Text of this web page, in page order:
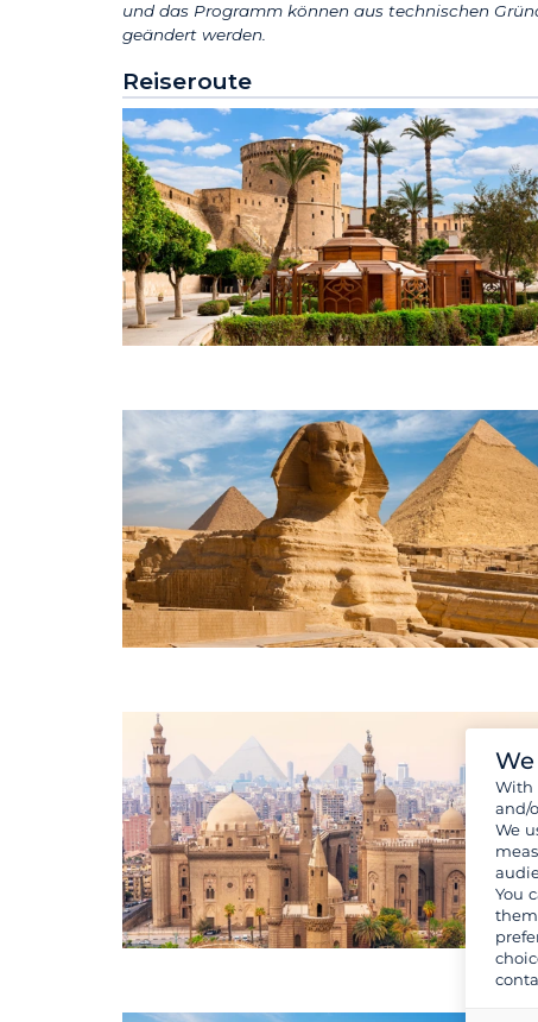
und das Programm können aus technischen
geändert werden.
Reiseroute
With
and/
We
You